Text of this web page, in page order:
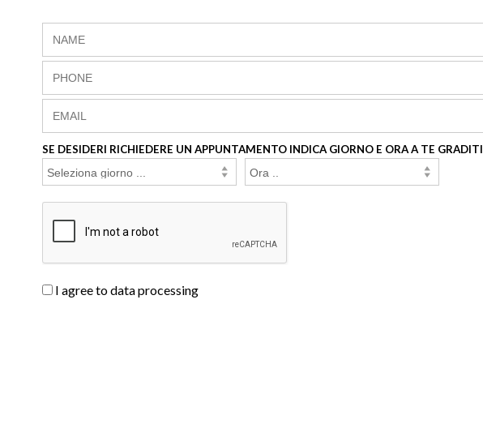
SE DESIDERI RICHIEDERE UN APPUNTAMENTO INDICA GIORNO E ORA A TE GRADITI
I agree to data processing